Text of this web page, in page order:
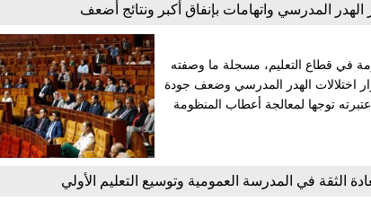
الهدر المدرسي واتهامات بإنفاق أكبر ونتائج أضعف
في قطاع التعليم، مسجلة ما وصفته
اختلالات الهدر المدرسي وضعف جودة
توجها لمعالجة أعطاب المنظومة
الثقة في المدرسة العمومية وتوسيع التعليم الأولي